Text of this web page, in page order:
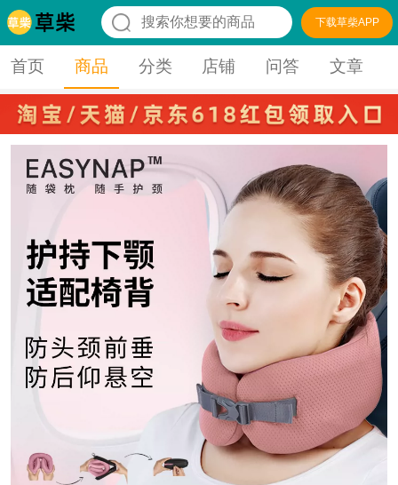
下载草柴APP
首页 商品 分类 店铺 问答 文章